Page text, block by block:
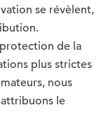
se révèlent,
protection de la
plus strictes
nous
le